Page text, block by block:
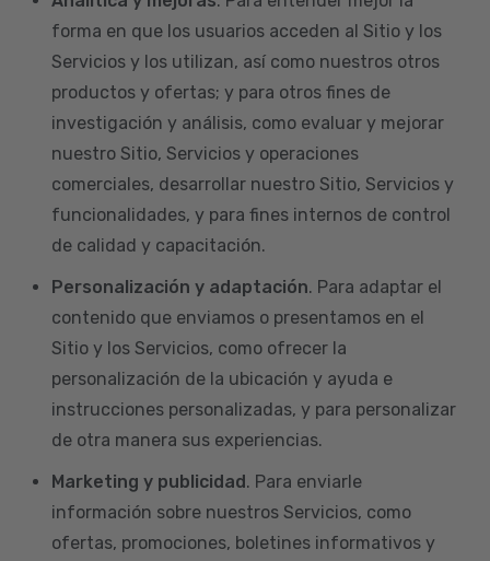
forma en que los usuarios acceden al Sitio y los
Servicios y los utilizan, así como nuestros otros
productos y ofertas; y para otros fines de
investigación y análisis, como evaluar y mejorar
nuestro Sitio, Servicios y operaciones
comerciales, desarrollar nuestro Sitio, Servicios y
funcionalidades, y para fines internos de control
de calidad y capacitación.
Personalización y adaptación. Para adaptar el
contenido que enviamos o presentamos en el
Sitio y los Servicios, como ofrecer la
personalización de la ubicación y ayuda e
instrucciones personalizadas, y para personalizar
de otra manera sus experiencias.
Marketing y publicidad. Para enviarle
información sobre nuestros Servicios, como
ofertas, promociones, boletines informativos y